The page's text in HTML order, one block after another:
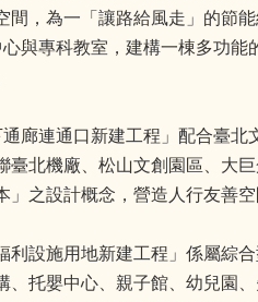
間，為一「讓路給風走」的節
與專科教室，建構一棟多功
通廊連通口新建工程」配合臺
臺北機廠、松山文創園區、大
」之設計概念，營造人行友善
利設施用地新建工程」係屬綜
、托嬰中心、親子館、幼兒園